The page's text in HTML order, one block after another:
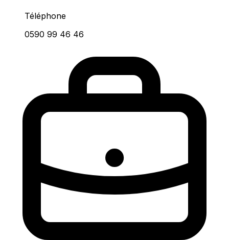
Téléphone
0590 99 46 46